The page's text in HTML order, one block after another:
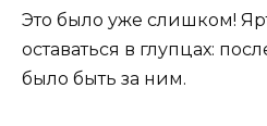
Это было уже слишком!
оставаться в глупцах:
было быть за ним.